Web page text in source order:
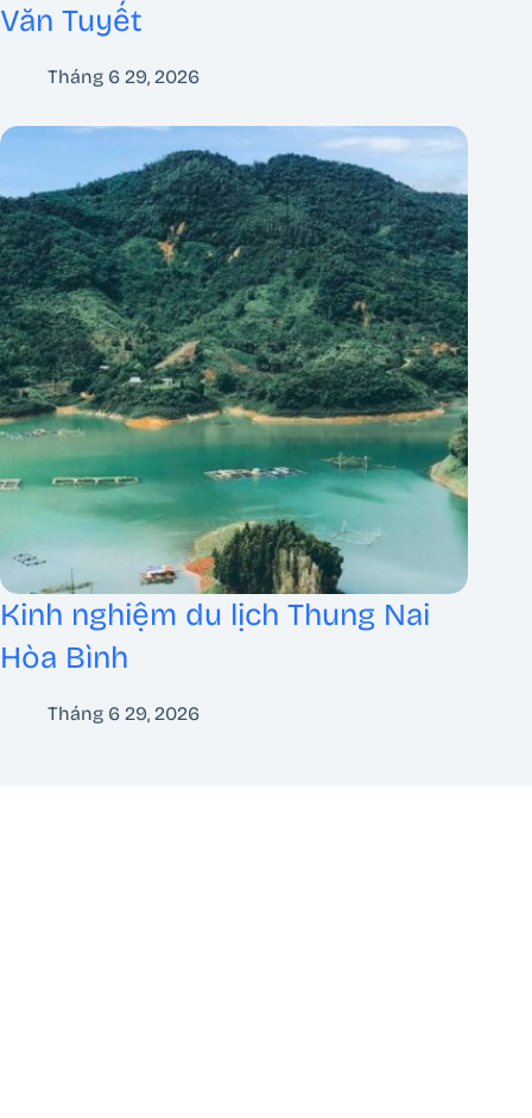
Văn Tuyết
Tháng 6 29, 2026
Kinh nghiệm du lịch Thung Nai
Hòa Bình
Tháng 6 29, 2026